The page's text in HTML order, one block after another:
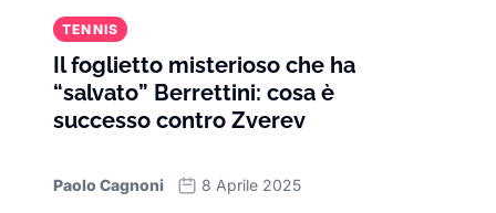
TENNIS
Il foglietto misterioso che ha
“salvato” Berrettini: cosa è
successo contro Zverev
Paolo Cagnoni 8 Aprile 2025